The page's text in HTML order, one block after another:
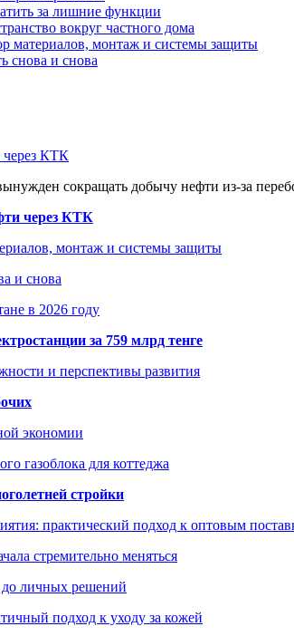
за лишние функции
вокруг частного дома
материалов, монтаж и системы защиты
снова и снова
через КТК
сокращать добычу нефти из-за
через КТК
монтаж и системы защиты
и снова
в 2026 году
за 759 млрд тенге
и перспективы развития
экономии
газоблока для коттеджа
стройки
практический подход к оптовым
стремительно меняться
до личных решений
подход к уходу за кожей